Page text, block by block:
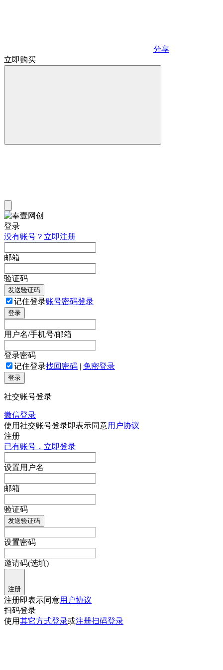
分享
立即购买
登录
没有账号？立即注册
邮箱
验证码
发送验证码
记住登录账号密码登录
登录
用户名/手机号/邮箱
登录密码
记住登录找回密码 | 免密登录
登录
社交账号登录
微信登录
使用社交账号登录即表示同意用户协议
注册
已有账号，立即登录
设置用户名
邮箱
验证码
发送验证码
设置密码
邀请码(选填)
注册
注册即表示同意用户协议
扫码登录
使用其它方式登录或注册扫码登录